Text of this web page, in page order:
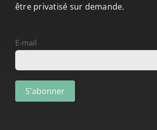
être privatisé sur demande.
E-mail